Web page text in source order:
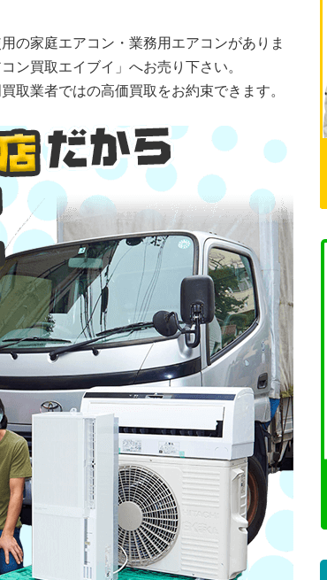
の家庭エアコン・業務用エアコンがありま
ン買取エイブイ」へお売り下さい。
取業者ではの高価買取をお約束できます。